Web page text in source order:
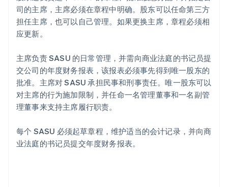
司的主席，主席必须在章程中明确。股东可以任命第三方
担任主席，也可以自己管理。如果更换主席，章程必须相
应更新。
主席负责 SASU 的日常管理，并需向商业法庭的书记员提
交公司的年度财务报表，该报表必须事先得到唯一股东的
批准。主席对 SASU 承担民事和刑事责任。唯一股东可以
对主席的行为施加限制，并任命一名管理董事和一名副管
理董事来支持主席履行职责。
每个 SASU 必须起草章程，维护适当的会计记录，并向商
业法庭的书记员提交年度财务报表。